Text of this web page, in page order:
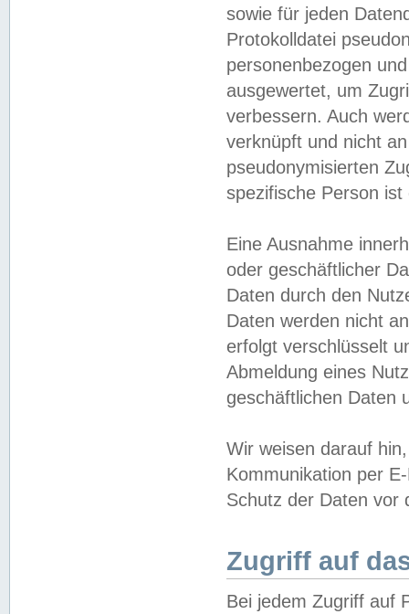
sowie für jeden
Protokolldatei
personenbezogen
ausgewertet, um
verbessern. Auch
verknüpft und nicht
pseudonymisierten
spezifische Person
Eine Ausnahme
oder geschäftlicher
Daten durch den
Daten werden nicht
erfolgt verschlüsselt
Abmeldung eines
geschäftlichen Daten
Wir weisen darauf
Kommunikation per
Schutz der Daten vor
Zugriff auf
Bei jedem Zugriff auf